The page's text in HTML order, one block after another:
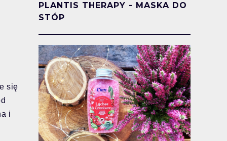
się
i
PLANTIS THERAPY - MASKA DO
STÓP